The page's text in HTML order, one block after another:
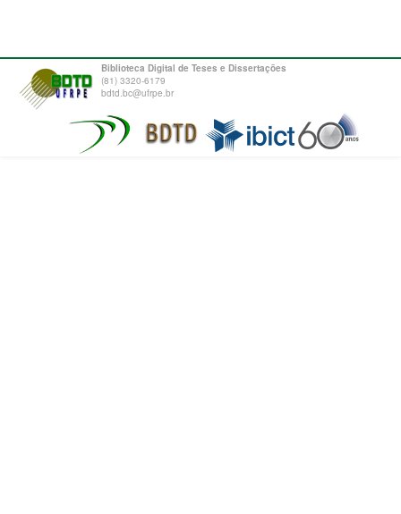
Biblioteca Digital de Teses e Dissertações
(81) 3320-6179
bdtd.bc@ufrpe.br